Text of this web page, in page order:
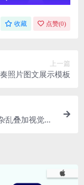
收藏 点赞(0)
上一篇
照片图文展示模板
乱叠加视觉效